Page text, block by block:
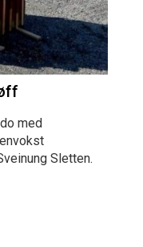
med
Sletten.